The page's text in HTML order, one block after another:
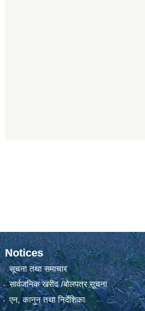
Notices
सूचना तथा समाचार
सार्वजनिक खरीद /बोलपत्र सूचना
एन, कानुन तथा निर्देशिका